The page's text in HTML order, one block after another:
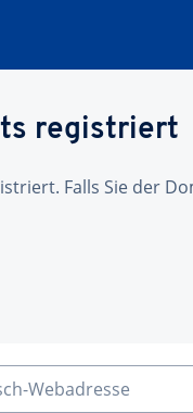
registriert
Falls Sie der
Webadresse